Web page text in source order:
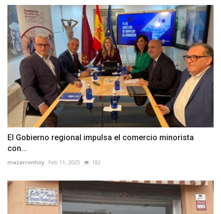
El Gobierno regional impulsa el comercio minorista
con...
mazarronhoy Feb 11, 2025 182